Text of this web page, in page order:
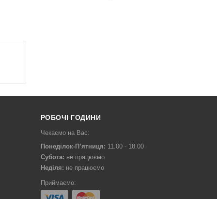
РОБОЧІ ГОДИНИ
Чекаємо на Вас:
Понеділок-П’ятниця: 11.00 - 18.00
Субота: не працюємо
Неділя: не працюємо
Приймаємо: